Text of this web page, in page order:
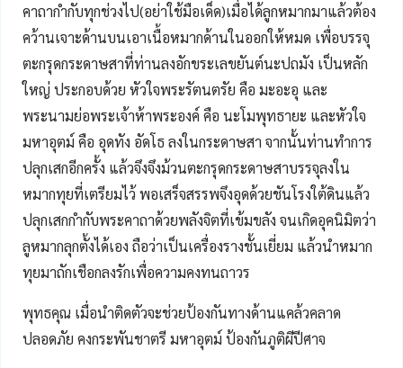
คาถากำกับทุกช่วงไป(อย่าใช้มือเด็ด)เมื่อได้ลูกหมากมาแล้วต้อง
คว้านเจาะด้านบนเอาเนื้อหมากด้านในออกให้หมด เพื่อบรรจุ
ตะกรุดกระดาษสาที่ท่านลงอักขระเลขยันต์นะปถมัง เป็นหลัก
ใหญ่ ประกอบด้วย หัวใจพระรัตนตรัย คือ มะอะอุ และ
พระนามย่อพระเจ้าห้าพระองค์ คือ นะโมพุทธายะ และหัวใจ
มหาอุตม์ คือ อุดทัง อัดโธ ลงในกระดาษสา จากนั้นท่านทำการ
ปลุกเสกอีกครั้ง แล้วจึงจึงม้วนตะกรุดกระดาษสาบรรจุลงใน
หมากทุยที่เตรียมไว้ พอเสร็จสรรพจึงอุดด้วยชันโรงใต้ดินแล้ว
ปลุกเสกกำกับพระคาถาด้วยพลังจิตที่เข้มขลัง จนเกิดอุคนิมิตว่า
ลูหมากลุกตั้งได้เอง ถือว่าเป็นเครื่องรางชั้นเยี่ยม แล้วนำหมาก
ทุยมาถักเชือกลงรักเพื่อความคงทนถาวร
พุทธคุณ เมื่อนำติดตัวจะช่วยป้องกันทางด้านแคล้วคลาด
ปลอดภัย คงกระพันชาตรี มหาอุตม์ ป้องกันภูติผีปีศาจ